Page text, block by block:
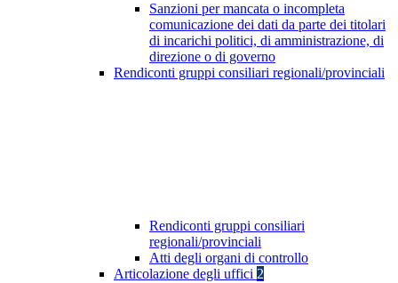
Sanzioni per mancata o incompleta
comunicazione dei dati da parte dei titolari
di incarichi politici, di amministrazione, di
direzione o di governo
Rendiconti gruppi consiliari regionali/provinciali
Rendiconti gruppi consiliari
regionali/provinciali
Atti degli organi di controllo
Articolazione degli uffici 2